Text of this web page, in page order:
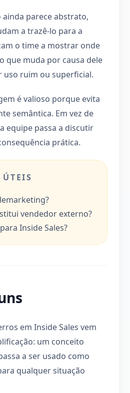
parece abstrato,
a trazê-lo para a
o time a mostrar onde
que muda por causa dele
uso ruim ou superficial.
é valioso porque evita
semântica. Em vez de
equipe passa a discutir
prática.
vendedor externo?
Inside Sales?
em Inside Sales vem
um conceito
a ser usado como
qualquer situação